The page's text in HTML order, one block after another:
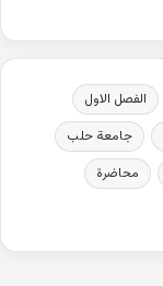
الفصل الاول
جامعة حلب
محاضرة